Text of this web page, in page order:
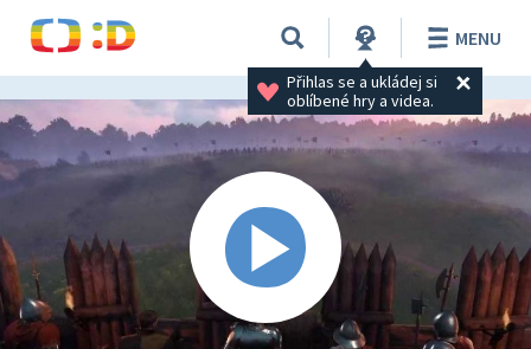
Přihlas se a ukládej si
oblíbené hry a videa.
MENU